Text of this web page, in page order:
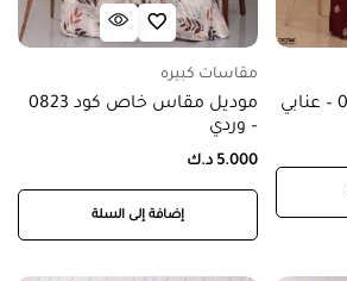
مقاسات كبيره
موديل مقاس خاص كود 0823
– وردي
5.000 د.ك
إضافة إلى السلة